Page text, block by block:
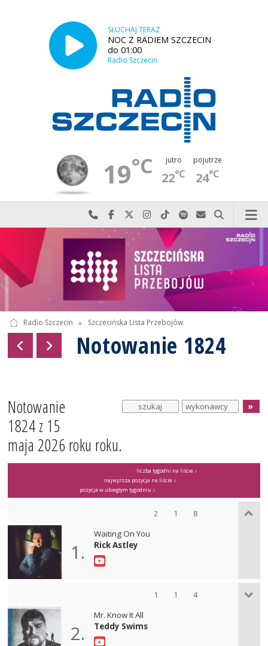
SŁUCHAJ TERAZ
NOC Z RADIEM SZCZECIN
do 01:00
Radio Szczecin
19°C jutro
22°C
pojutrze
24°C
Najlepiej po prostu do nas zadzwoń
Odwiedź nas na Facebook-u
Odwiedź nas na X
Odwiedź nas na Instagram-ie
Odwiedź nas na TikTok-u
Szukaj nas na Spotify
Wyślij do nas
Szukaj
Radio Szczecin » Szczecińska Lista Przebojów
Notowanie 1824
Notowanie
1824 z 15
maja 2026 roku roku.
liczba tygodni na liście ↓
najwyższa pozycja na liście ↓
pozycja w ubiegłym tygodniu ↓
2 1 8
1.
Waiting On You
Rick Astley
1 1 4
2.
Mr. Know It All
Teddy Swims